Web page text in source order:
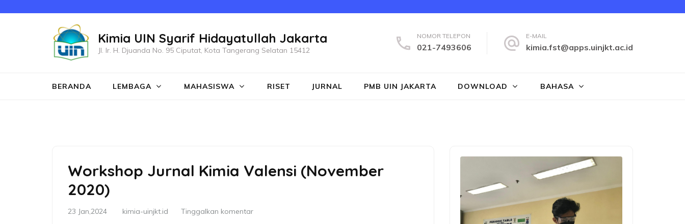
Kimia UIN Syarif Hidayatullah Jakarta
Jl. Ir. H. Djuanda No. 95 Ciputat, Kota Tangerang Selatan 15412
NOMOR TELEPON
021-7493606
E-MAIL
kimia.fst@apps.uinjkt.ac.id
BERANDA LEMBAGA MAHASISWA RISET JURNAL PMB UIN JAKARTA DOWNLOAD BAHASA
Workshop Jurnal Kimia Valensi (November
2020)
23 Jan,2024 kimia-uinjkt.id Tinggalkan komentar